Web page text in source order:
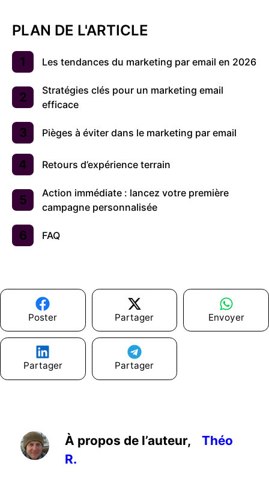
PLAN DE L'ARTICLE
Les tendances du marketing par email en 2026
Stratégies clés pour un marketing email
efficace
Pièges à éviter dans le marketing par email
Retours d’expérience terrain
Action immédiate : lancez votre première
campagne personnalisée
FAQ
Poster Partager Envoyer
Partager Partager
À propos de l’auteur,
Théo
R.